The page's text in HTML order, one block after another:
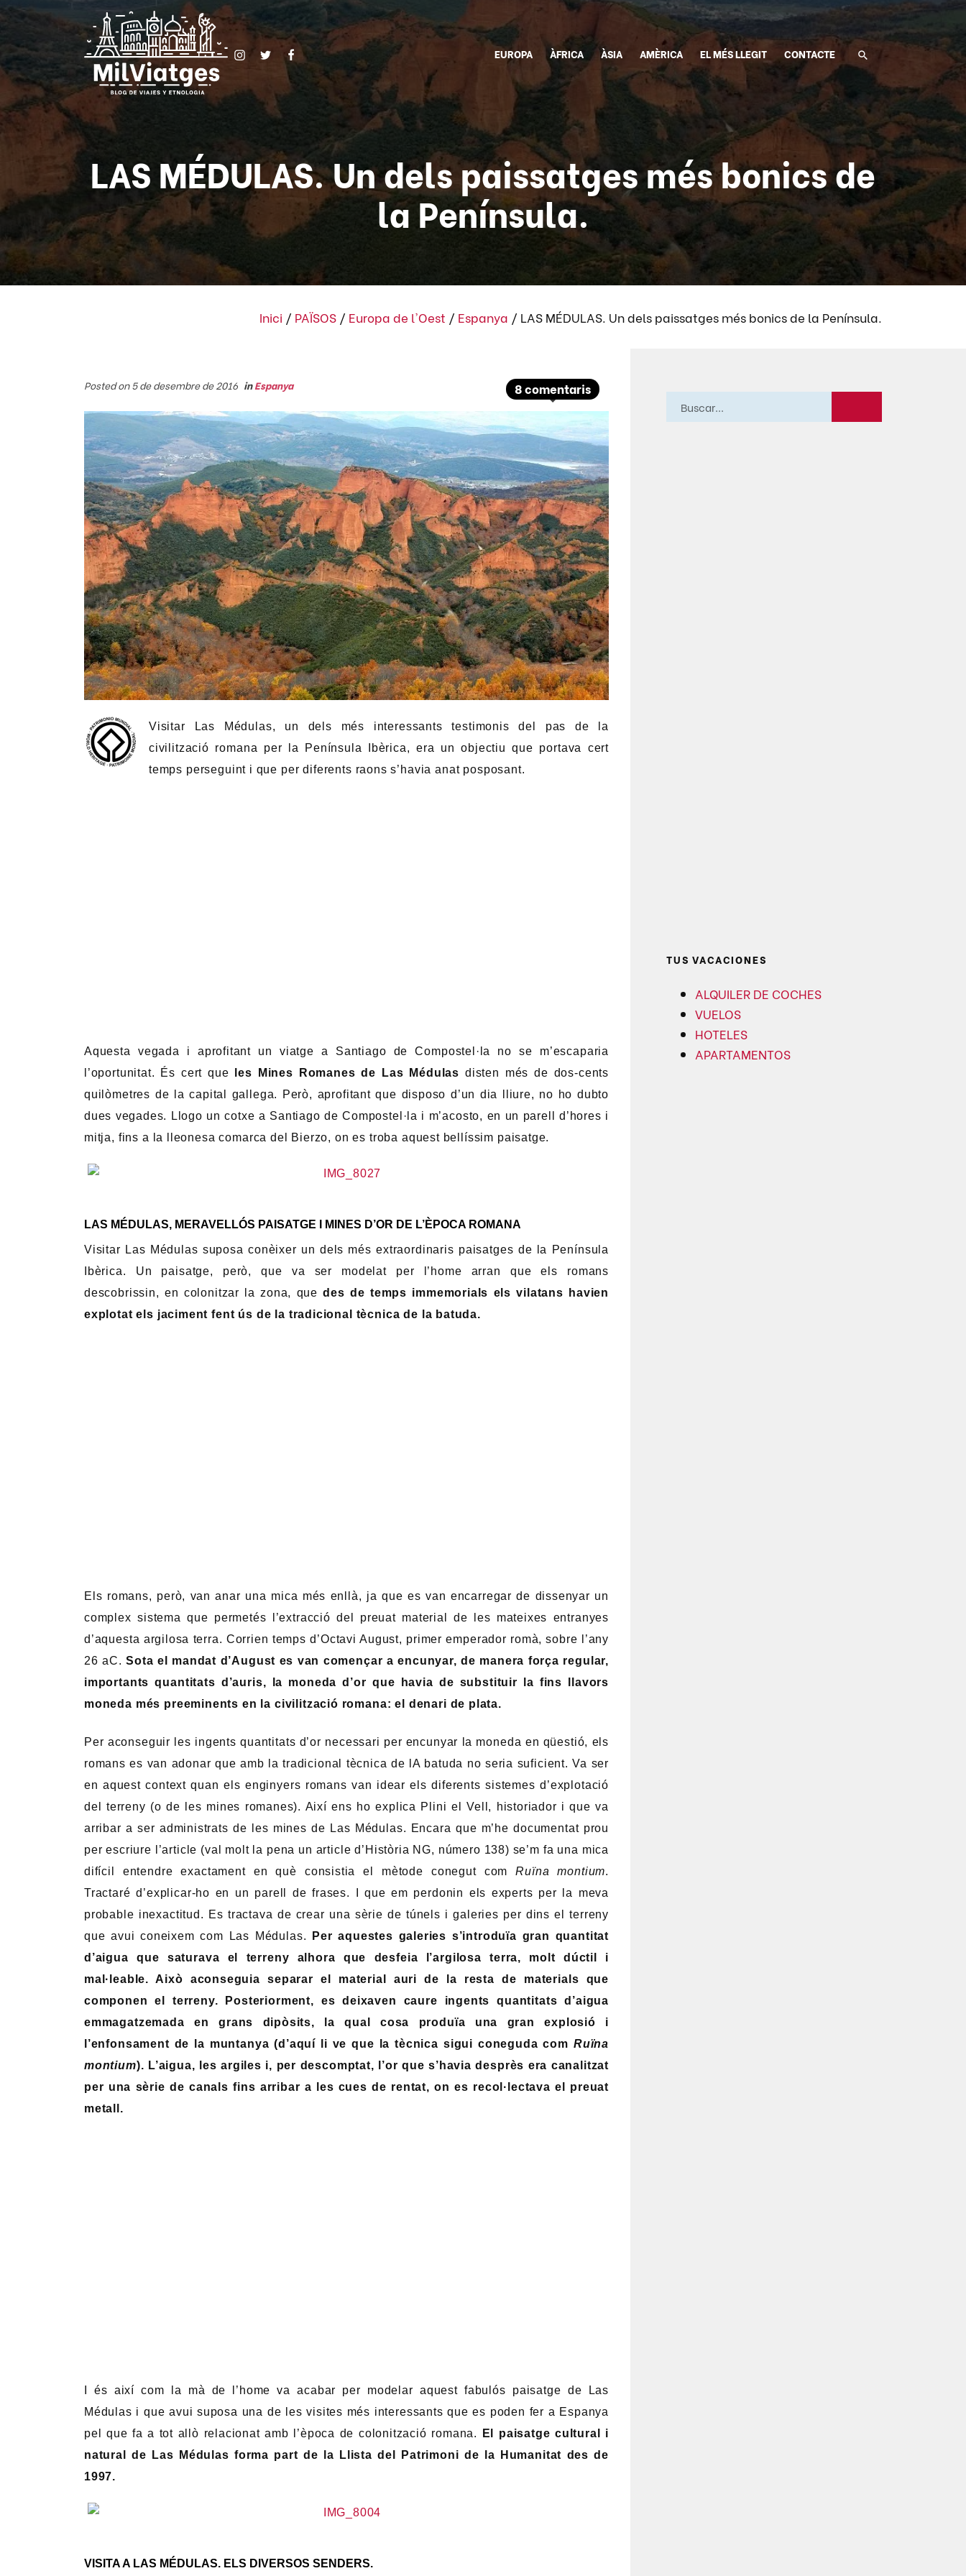
EUROPA ÀFRICA ÀSIA AMÈRICA EL MÉS LLEGIT CONTACTE
LAS MÉDULAS. Un dels paissatges més bonics de
la Península.
Inici / PAÏSOS / Europa de l'Oest / Espanya / LAS MÉDULAS. Un dels paissatges més bonics de la Península.
8 comentaris
Posted on 5 de desembre de 2016 inEspanya
Visitar Las Médulas, un dels més interessants testimonis del pas de la
civilització romana per la Península Ibèrica, era un objectiu que portava cert
temps perseguint i que per diferents raons s’havia anat posposant.
Aquesta vegada i aprofitant un viatge a Santiago de Compostel·la no se m’escaparia
l’oportunitat. És cert que
les Mines Romanes de Las Médulas disten més de dos-cents
quilòmetres de la capital gallega. Però, aprofitant que disposo d’un dia lliure, no ho dubto
dues vegades. Llogo un cotxe a Santiago de Compostel·la i m’acosto, en un parell d’hores i
mitja, fins a la lleonesa comarca del Bierzo, on es troba aquest bellíssim paisatge.
LAS MÉDULAS, MERAVELLÓS PAISATGE I MINES D’OR DE L’ÈPOCA ROMANA
Visitar Las Médulas suposa conèixer un dels més extraordinaris paisatges de la Península
Ibèrica. Un paisatge, però, que va ser modelat per l’home arran que els romans
descobrissin, en colonitzar la zona, quedes de temps immemorials els vilatans havien
explotat els jaciment fent ús de la tradicional tècnica de la batuda.
Els romans, però, van anar una mica més enllà, ja que es van encarregar de dissenyar un
complex sistema que permetés l’extracció del preuat material de les mateixes entranyes
d’aquesta argilosa terra. Corrien temps d’Octavi August, primer emperador romà, sobre l’any
26 aC.Sota el mandat d’August es van començar a encunyar, de manera força regular,
importants quantitats d’auris, la moneda d’or que havia de substituir la fins llavors
moneda més preeminents en la civilització romana: el denari de plata.
Per aconseguir les ingents quantitats d’or necessari per encunyar la moneda en qüestió, els
romans es van adonar que amb la tradicional tècnica de lA batuda no seria suficient. Va ser
en aquest context quan els enginyers romans van idear els diferents sistemes d’explotació
del terreny (o de les mines romanes). Així ens ho explica Plini el Vell, historiador i que va
arribar a ser administrats de les mines de Las Médulas. Encara que m’he documentat prou
per escriure l’article (val molt la pena un article d’Història NG, número 138) se’m fa una mica
difícil entendre exactament en què consistia el mètode conegut comRuïna montium.
Tractaré d’explicar-ho en un parell de frases. I que em perdonin els experts per la meva
probable inexactitud. Es tractava de crear una sèrie de túnels i galeries per dins el terreny
que avui coneixem com Las Médulas.
Per aquestes galeries s’introduïa gran quantitat
d’aigua que saturava el terreny alhora que desfeia l’argilosa terra, molt dúctil i
mal·leable. Això aconseguia separar el material auri de la resta de materials que
componen el terreny. Posteriorment, es deixaven caure ingents quantitats d’aigua
emmagatzemada en grans dipòsits, la qual cosa produïa una gran explosió i
l’enfonsament de la muntanya (d’aquí li ve que la tècnica sigui coneguda com Ruïna
montium). L’aigua, les argiles i, per descomptat, l’or que s’havia desprès era canalitzat
per una sèrie de canals fins arribar a les cues de rentat, on es recol·lectava el preuat
metall.
I és així com la mà de l’home va acabar per modelar aquest fabulós paisatge de Las
Médulas i que avui suposa una de les visites més interessants que es poden fer a Espanya
pel que fa a tot allò relacionat amb l’època de colonització romana.
El paisatge cultural i
natural de Las Médulas forma part de la Llista del Patrimoni de la Humanitat des de
1997.
VISITA A LAS MÉDULAS. ELS DIVERSOS SENDERS.
TUS VACACIONES
ALQUILER DE COCHES
VUELOS
HOTELES
APARTAMENTOS